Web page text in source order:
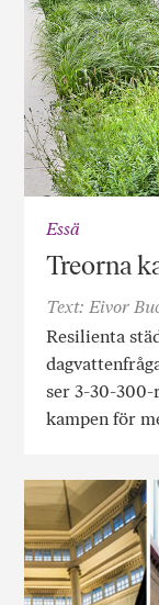
Essä
Treorna
Text: Eivor
Resilienta
ser 3-30-
kampen för